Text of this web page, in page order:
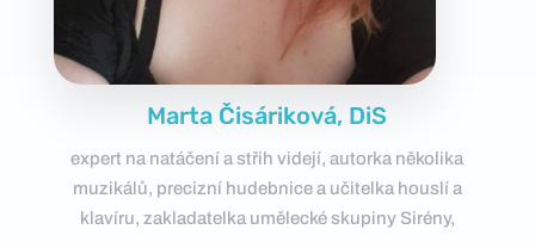
Marta Čisáriková, DiS
expert na natáčení a střih videjí, autorka několika
muzikálů, precizní hudebnice a učitelka houslí a
klavíru, zakladatelka umělecké skupiny Sirény,